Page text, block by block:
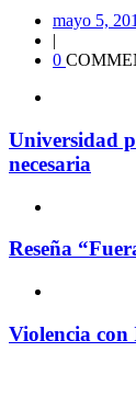
mayo 5,
|
0
Universidad
necesaria
Reseña
Violencia con